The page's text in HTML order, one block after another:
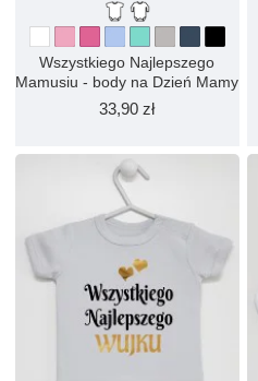
Wszystkiego Najlepszego
Mamusiu - body na Dzień Mamy
33,90 zł